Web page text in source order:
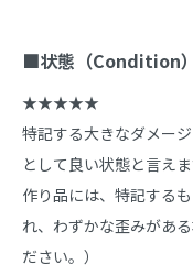
■状態（Condition）
★★★★★
特記する大きなダメー
として良い状態と言え
作り品には、特記する
れ、わずかな歪みがあ
ださい。）